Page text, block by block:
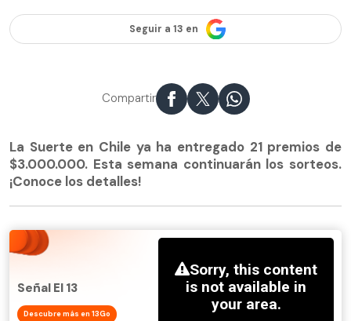
Seguir a 13 en
Compartir
La Suerte en Chile ya ha entregado 21 premios de
$3.000.000. Esta semana continuarán los sorteos.
¡Conoce los detalles!
Señal El 13
Descubre más en 13Go